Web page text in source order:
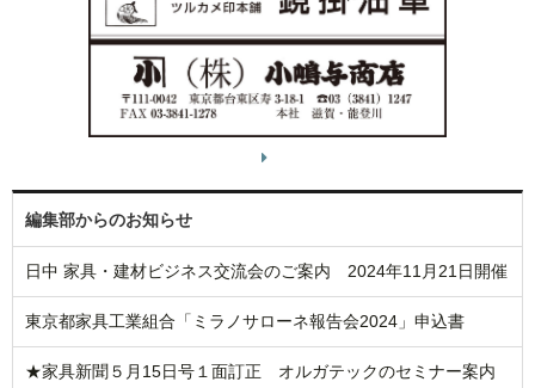
編集部からのお知らせ
日中 家具・建材ビジネス交流会のご案内 2024年11月21日開催
東京都家具工業組合「ミラノサローネ報告会2024」申込書
★家具新聞５月15日号１面訂正 オルガテックのセミナー案内